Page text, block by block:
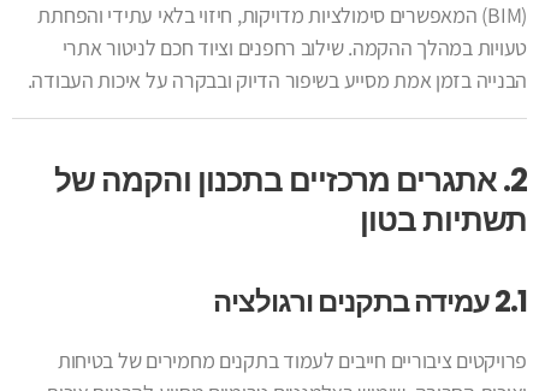
(BIM) המאפשרים סימולציות מדויקות, חיזוי בלאי עתידי והפחתת
טעויות במהלך ההקמה. שילוב רחפנים וציוד חכם לניטור אתרי
הבנייה בזמן אמת מסייע בשיפור הדיוק ובבקרה על איכות העבודה.
2. אתגרים מרכזיים בתכנון והקמה של
תשתיות בטון
2.1 עמידה בתקנים ורגולציה
פרויקטים ציבוריים חייבים לעמוד בתקנים מחמירים של בטיחות